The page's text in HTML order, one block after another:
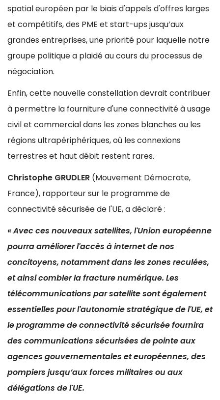
spatial européen par le biais d'appels d'offres larges
et compétitifs, des PME et start-ups jusqu’aux
grandes entreprises, une priorité pour laquelle notre
groupe politique a plaidé au cours du processus de
négociation.
Enfin, cette nouvelle constellation devrait contribuer
à permettre la fourniture d'une connectivité à usage
civil et commercial dans les zones blanches ou les
régions ultrapériphériques, où les connexions
terrestres et haut débit restent rares.
Christophe GRUDLER (Mouvement Démocrate,
France), rapporteur sur le programme de
connectivité sécurisée de l'UE, a déclaré :
« Avec ces nouveaux satellites, l'Union européenne
pourra améliorer l'accès à internet de nos
concitoyens, notamment dans les zones reculées,
et ainsi combler la fracture numérique. Les
télécommunications par satellite sont également
essentielles pour l'autonomie stratégique de l'UE, et
le programme de connectivité sécurisée fournira
des communications sécurisées de pointe aux
agences gouvernementales et européennes, des
pompiers jusqu’aux forces militaires ou aux
délégations de l'UE.